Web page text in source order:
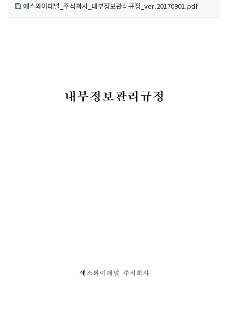
에스와이패널_주식회사_내부정보관리규정_ver.20170901.pdf